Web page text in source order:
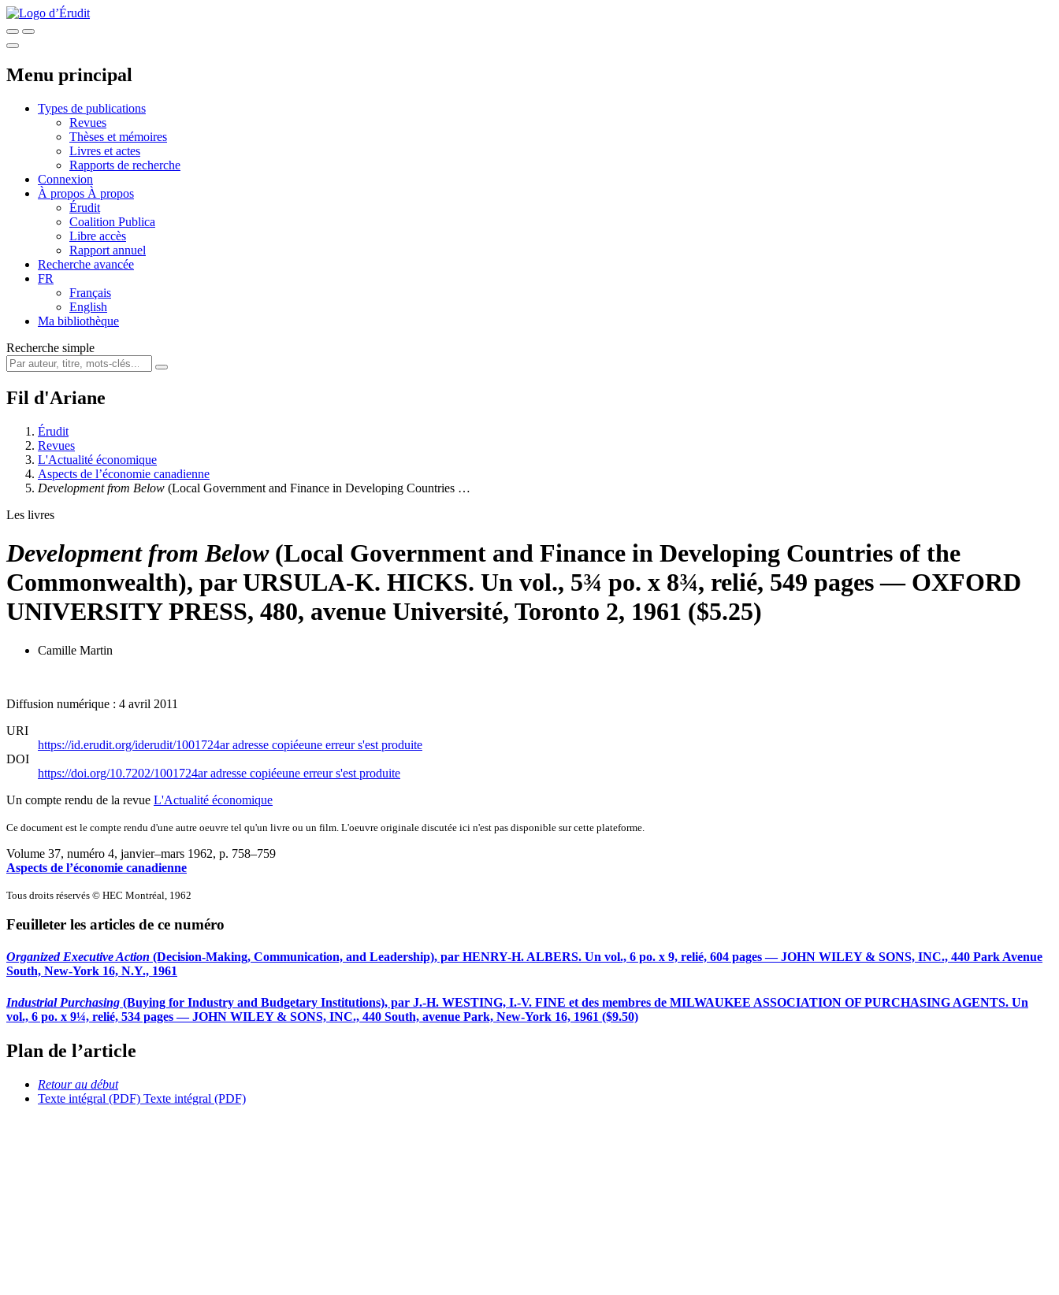
Menu principal
Types de publications
Revues
Thèses et mémoires
Livres et actes
Rapports de recherche
Connexion
À propos À propos
Érudit
Coalition Publica
Libre accès
Rapport annuel
Recherche avancée
FR
Français
English
Ma bibliothèque
Recherche simple
Fil d'Ariane
Érudit
Revues
L'Actualité économique
Aspects de l’économie canadienne
Development from Below (Local Government and Finance in Developing Countries …
Les livres
Development from Below(Local Government and Finance in Developing Countries of the
Commonwealth), par URSULA-K. HICKS. Un vol., 5¾ po. x 8¾, relié, 549 pages — OXFORD
UNIVERSITY PRESS, 480, avenue Université, Toronto 2, 1961 ($5.25)
Camille Martin
Diffusion numérique : 4 avril 2011
URI
https://id.erudit.org/iderudit/1001724aradresse copiéeune erreur s'est produite
DOI
https://doi.org/10.7202/1001724aradresse copiéeune erreur s'est produite
Un compte rendu de la revue L'Actualité économique
Ce document est le compte rendu d'une autre oeuvre tel qu'un livre ou un film. L'oeuvre originale discutée ici n'est pas disponible sur cette plateforme.
Volume 37, numéro 4, janvier–mars 1962, p. 758–759
Aspects de l’économie canadienne
Tous droits réservés © HEC Montréal, 1962
Feuilleter les articles de ce numéro
Organized Executive Action (Decision-Making, Communication, and Leadership), par HENRY-H. ALBERS. Un vol., 6 po. x 9, relié, 604 pages — JOHN WILEY & SONS, INC., 440 Park Avenue
South, New-York 16, N.Y., 1961
Industrial Purchasing (Buying for Industry and Budgetary Institutions), par J.-H. WESTING, I.-V. FINE et des membres de MILWAUKEE ASSOCIATION OF PURCHASING AGENTS. Un
vol., 6 po. x 9¼, relié, 534 pages — JOHN WILEY & SONS, INC., 440 South, avenue Park, New-York 16, 1961 ($9.50)
Plan de l’article
Retour au début
Texte intégral (PDF) Texte intégral (PDF)